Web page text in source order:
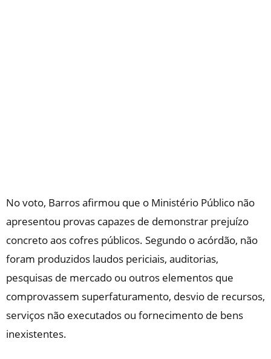
No voto, Barros afirmou que o Ministério Público não
apresentou provas capazes de demonstrar prejuízo
concreto aos cofres públicos. Segundo o acórdão, não
foram produzidos laudos periciais, auditorias,
pesquisas de mercado ou outros elementos que
comprovassem superfaturamento, desvio de recursos,
serviços não executados ou fornecimento de bens
inexistentes.